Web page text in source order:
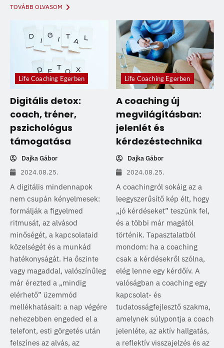
TOVÁBB OLVASOM
Life Coaching Egerben
Digitális detox:
coach, tréner,
pszichológus
támogatása
Dajka Gábor
2024.08.25.
A digitális mindennapok
nem csupán kényelmesek:
formálják a figyelmed
ritmusát, az alvásod
minőségét, a kapcsolataid
közelségét és a munkád
hatékonyságát. Ha őszinte
vagy magaddal, valószínűleg
már érezted a „mindig
elérhető” üzemmód
mellékhatásait: a nap végére
nehezebben engeded el a
telefont, esti görgetés után
felszínes az alvás, az
Life Coaching Egerben
A coaching új
megvilágításban:
jelenlét és
kérdezéstechnika
Dajka Gábor
2024.08.25.
A coachingról sokáig az a
leegyszerűsítő kép élt, hogy
„jó kérdéseket” teszünk fel,
és a többi már magától
történik. Tapasztalatból
mondom: ha a coaching
csak a kérdésekről szólna,
elég lenne egy kérdőív. A
valóságban a coaching egy
kapcsolat- és
tudatosságfejlesztő szakma,
amelynek súlypontja a coach
jelenléte, az aktív hallgatás,
a reflektív visszajelzés és az